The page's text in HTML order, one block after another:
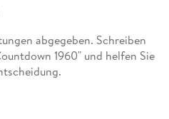
abgegeben. Schreiben
1960" und helfen Sie